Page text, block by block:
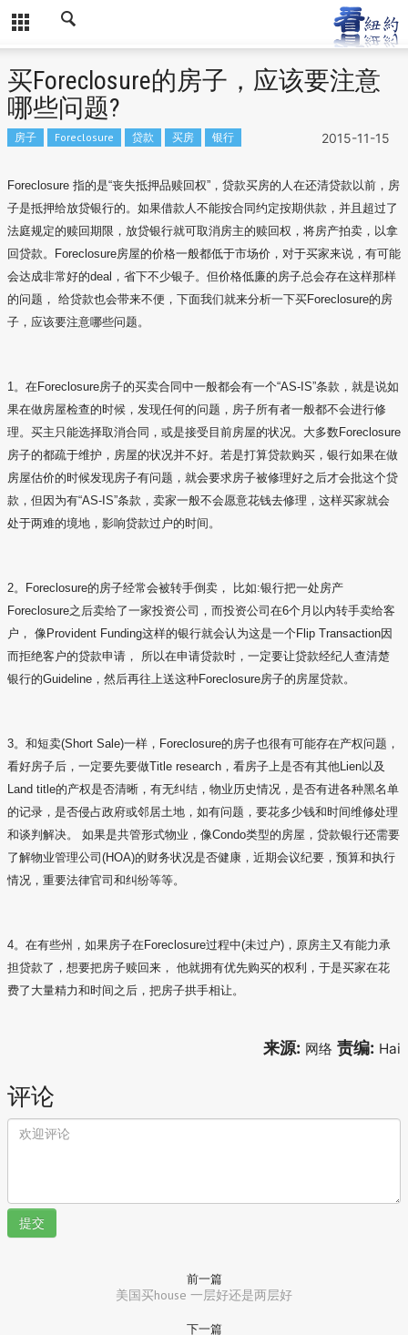
买Foreclosure的房子，应该要注意
哪些问题?
2015-11-15
房子 Foreclosure 贷款 买房 银行
Foreclosure 指的是“丧失抵押品赎回权”，贷款买房的人在还清贷款以前，房
子是抵押给放贷银行的。如果借款人不能按合同约定按期供款，并且超过了
法庭规定的赎回期限，放贷银行就可取消房主的赎回权，将房产拍卖，以拿
回贷款。Foreclosure房屋的价格一般都低于市场价，对于买家来说，有可能
会达成非常好的deal，省下不少银子。但价格低廉的房子总会存在这样那样
的问题， 给贷款也会带来不便，下面我们就来分析一下买Foreclosure的房
子，应该要注意哪些问题。
1。在Foreclosure房子的买卖合同中一般都会有一个“AS-IS”条款，就是说如
果在做房屋检查的时候，发现任何的问题，房子所有者一般都不会进行修
理。买主只能选择取消合同，或是接受目前房屋的状况。大多数Foreclosure
房子的都疏于维护，房屋的状况并不好。若是打算贷款购买，银行如果在做
房屋估价的时候发现房子有问题，就会要求房子被修理好之后才会批这个贷
款，但因为有“AS-IS”条款，卖家一般不会愿意花钱去修理，这样买家就会
处于两难的境地，影响贷款过户的时间。
2。Foreclosure的房子经常会被转手倒卖， 比如:银行把一处房产
Foreclosure之后卖给了一家投资公司，而投资公司在6个月以内转手卖给客
户， 像Provident Funding这样的银行就会认为这是一个Flip Transaction因
而拒绝客户的贷款申请， 所以在申请贷款时，一定要让贷款经纪人查清楚
银行的Guideline，然后再往上送这种Foreclosure房子的房屋贷款。
3。和短卖(Short Sale)一样，Foreclosure的房子也很有可能存在产权问题，
看好房子后，一定要先要做Title research，看房子上是否有其他Lien以及
Land title的产权是否清晰，有无纠结，物业历史情况，是否有进各种黑名单
的记录，是否侵占政府或邻居土地，如有问题，要花多少钱和时间维修处理
和谈判解决。 如果是共管形式物业，像Condo类型的房屋，贷款银行还需要
了解物业管理公司(HOA)的财务状况是否健康，近期会议纪要，预算和执行
情况，重要法律官司和纠纷等等。
4。在有些州，如果房子在Foreclosure过程中(未过户)，原房主又有能力承
担贷款了，想要把房子赎回来， 他就拥有优先购买的权利，于是买家在花
费了大量精力和时间之后，把房子拱手相让。
来源: 网络 责编: Hai
评论
提交
前一篇
美国买house 一层好还是两层好
下一篇